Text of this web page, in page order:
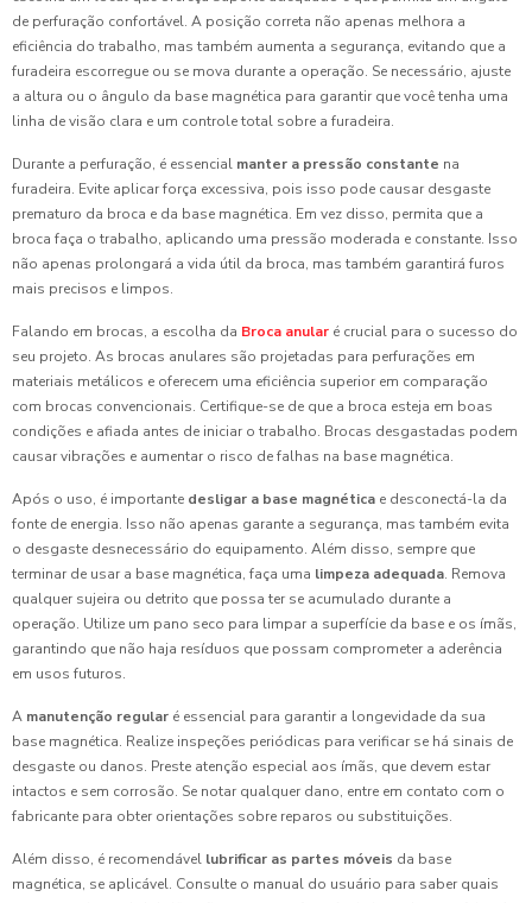
de perfuração confortável. A posição correta não apenas melhora a
eficiência do trabalho, mas também aumenta a segurança, evitando que a
furadeira escorregue ou se mova durante a operação. Se necessário, ajuste
a altura ou o ângulo da base magnética para garantir que você tenha uma
linha de visão clara e um controle total sobre a furadeira.
Durante a perfuração, é essencial manter a pressão constante na
furadeira. Evite aplicar força excessiva, pois isso pode causar desgaste
prematuro da broca e da base magnética. Em vez disso, permita que a
broca faça o trabalho, aplicando uma pressão moderada e constante. Isso
não apenas prolongará a vida útil da broca, mas também garantirá furos
mais precisos e limpos.
Falando em brocas, a escolha da Broca anular é crucial para o sucesso do
seu projeto. As brocas anulares são projetadas para perfurações em
materiais metálicos e oferecem uma eficiência superior em comparação
com brocas convencionais. Certifique-se de que a broca esteja em boas
condições e afiada antes de iniciar o trabalho. Brocas desgastadas podem
causar vibrações e aumentar o risco de falhas na base magnética.
Após o uso, é importante desligar a base magnética e desconectá-la da
fonte de energia. Isso não apenas garante a segurança, mas também evita
o desgaste desnecessário do equipamento. Além disso, sempre que
terminar de usar a base magnética, faça uma limpeza adequada. Remova
qualquer sujeira ou detrito que possa ter se acumulado durante a
operação. Utilize um pano seco para limpar a superfície da base e os ímãs,
garantindo que não haja resíduos que possam comprometer a aderência
em usos futuros.
A manutenção regular é essencial para garantir a longevidade da sua
base magnética. Realize inspeções periódicas para verificar se há sinais de
desgaste ou danos. Preste atenção especial aos ímãs, que devem estar
intactos e sem corrosão. Se notar qualquer dano, entre em contato com o
fabricante para obter orientações sobre reparos ou substituições.
Além disso, é recomendável lubrificar as partes móveis da base
magnética, se aplicável. Consulte o manual do usuário para saber quais